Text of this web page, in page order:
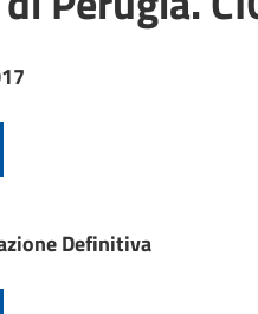
Definitiva